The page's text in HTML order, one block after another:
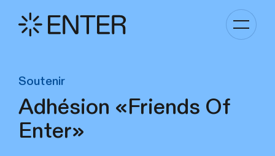
Basculer
la
Soutenir
Adhésion «Friends Of
Enter»